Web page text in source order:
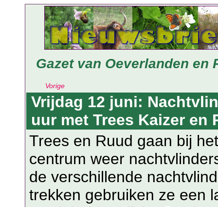
Gazet van Oeverlanden en
Vorige
Vrijdag 12 juni:
uur met Trees Kaizer en
Trees en Ruud gaan bij
centrum weer
de verschillende
trekken gebruiken ze een